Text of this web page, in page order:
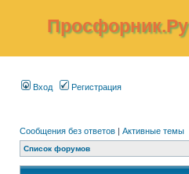
Просфорник.Ру
Вход Регистрация
Сообщения без ответов | Активные темы
Список форумов